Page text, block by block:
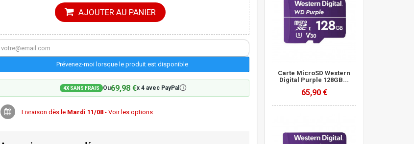
AJOUTER AU PANIER
Prévenez-moi lorsque le produit est disponible
4X SANS FRAIS Ou69,98 €x 4 avec PayPal🛈
Livraison dès le Mardi 11/08- Voir les options
Carte MicroSD Western
Digital Purple 128GB...
65,90 €